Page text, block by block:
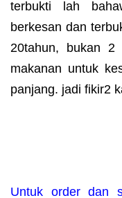
terbukti lah
berkesan dan
20tahun, bukan
makanan untuk
panjang. jadi fikir2
Untuk order dan